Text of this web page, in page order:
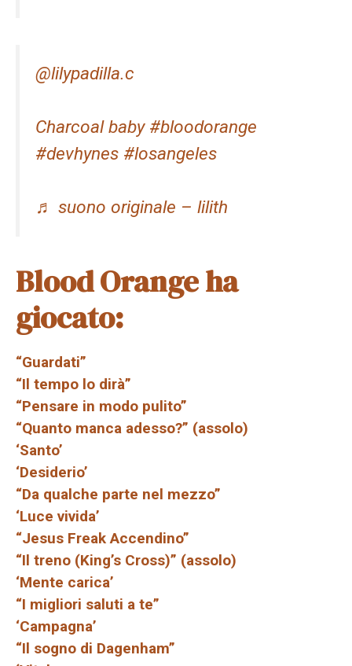
@lilypadilla.c
Charcoal baby #bloodorange
#devhynes #losangeles
♬ suono originale – lilith
Blood Orange ha
giocato:
“Guardati”
“Il tempo lo dirà”
“Pensare in modo pulito”
“Quanto manca adesso?” (assolo)
‘Santo’
‘Desiderio’
“Da qualche parte nel mezzo”
‘Luce vivida’
“Jesus Freak Accendino”
“Il treno (King’s Cross)” (assolo)
‘Mente carica’
“I migliori saluti a te”
‘Campagna’
“Il sogno di Dagenham”